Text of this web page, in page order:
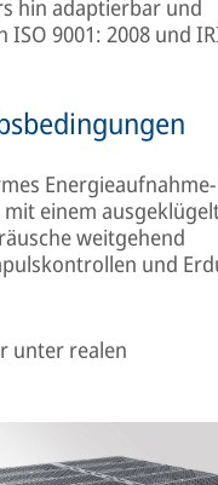
hin adaptierbar und
9001: 2008 und
einem
weitgehend
und
unter realen